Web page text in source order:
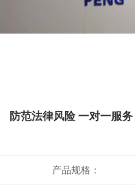
防范法律风险 一对一服务
产品规格：